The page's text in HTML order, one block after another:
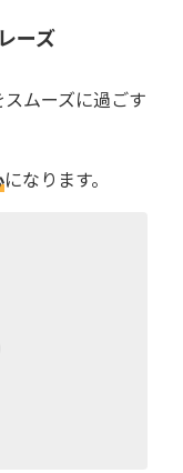
ーズ
ムーズに過ごす
になります。